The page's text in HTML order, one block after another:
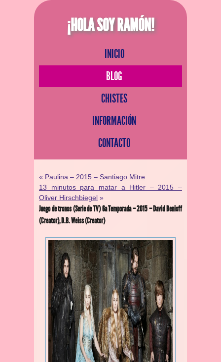
¡HOLA SOY RAMÓN!
INICIO
BLOG
CHISTES
INFORMACIÓN
CONTACTO
« Paulina – 2015 – Santiago Mitre
13 minutos para matar a Hitler – 2015 –
Oliver Hirschbiegel »
Juego de tronos (Serie de TV) 6ª Temporada – 2015 – David Benioff
(Creator), D.B. Weiss (Creator)